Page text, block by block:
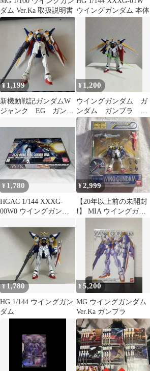
ダム Ver.Ka 取扱説明書 ウイングガンダム 本体
¥ 1,199
新機動戦記ガンダムW
ジャンク EG ガンプ
¥ 1,200
ウイングガンダム ガ
ンダム ガンプラ プ
ラモデル 完成済み
¥ 1,780
HGAC 1/144 XXXG-
00W0 ウイングガンダ
¥2,999
【20年以上前の未開封
❗️】 MIA ウイングガン
¥1,780
HG 1/144 ウイングガン
ダム
¥5,200
MG ウイングガンダム
Ver.Ka ガンプラ